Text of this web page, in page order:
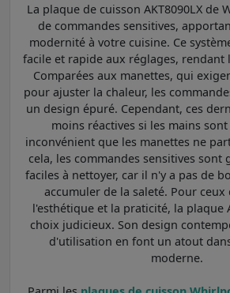
La plaque de cuisson AKT8090LX de
de commandes sensitives,
modernité à votre cuisine. Ce
facile et rapide aux réglages, rendant
Comparées aux manettes, qui
pour ajuster la chaleur, les
un design épuré. Cependant, ces
moins réactives si les mains
inconvénient que les manettes ne
cela, les commandes sensitives sont
faciles à nettoyer, car il n'y a pas de
accumuler de la saleté. Pour
l'esthétique et la praticité, la plaque
choix judicieux. Son design
d'utilisation en font un atout
moderne.